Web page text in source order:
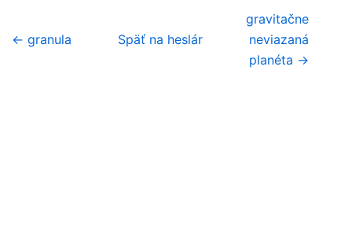
← granula Späť na heslár
gravitačne
neviazaná
planéta →